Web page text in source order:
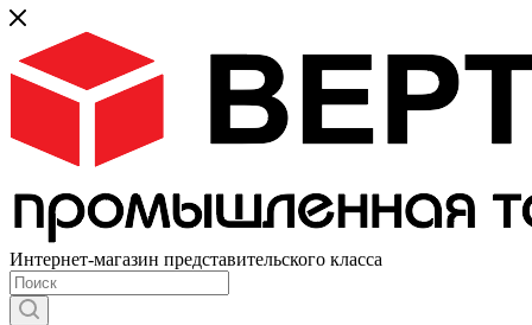
Интернет-магазин представительского класса